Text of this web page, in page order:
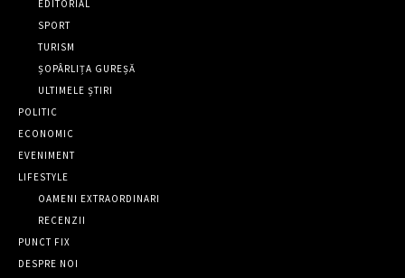
EDITORIAL
SPORT
TURISM
ȘOPÂRLIȚA GUREȘĂ
ULTIMELE ȘTIRI
POLITIC
ECONOMIC
EVENIMENT
LIFESTYLE
OAMENI EXTRAORDINARI
RECENZII
PUNCT FIX
DESPRE NOI